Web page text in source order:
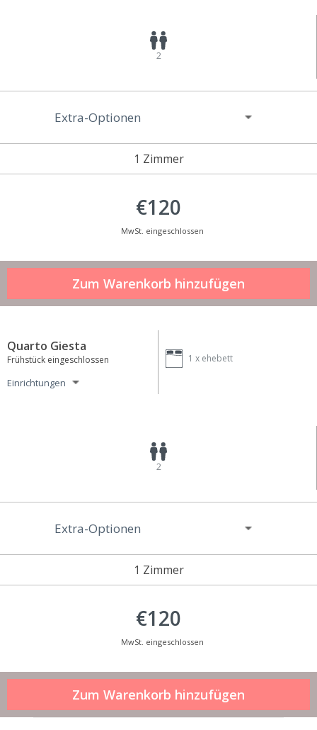
2
1 Zimmer
Extra-Optionen
€120
MwSt. eingeschlossen
Quarto Giesta
Frühstück eingeschlossen
Einrichtungen
1 x ehebett
2
1 Zimmer
Extra-Optionen
€120
MwSt. eingeschlossen